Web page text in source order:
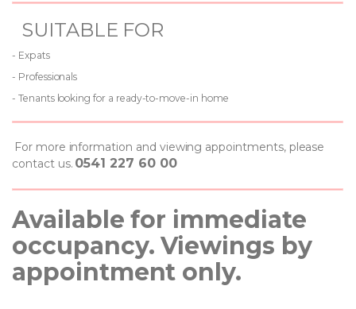
SUITABLE FOR
- Expats
- Professionals
- Tenants looking for a ready-to-move-in home
For more information and viewing appointments, please
contact us. 0541 227 60 00
Available for immediate
occupancy. Viewings by
appointment only.